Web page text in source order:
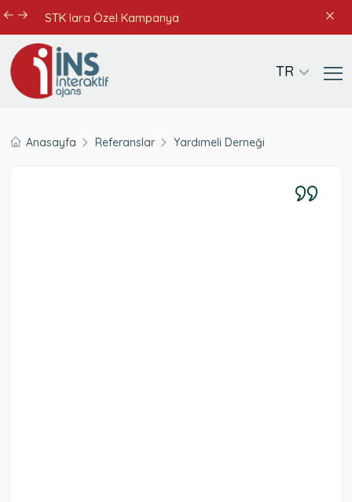
STK lara Özel Kampanya
TR
Anasayfa Referanslar Yardımeli Derneği